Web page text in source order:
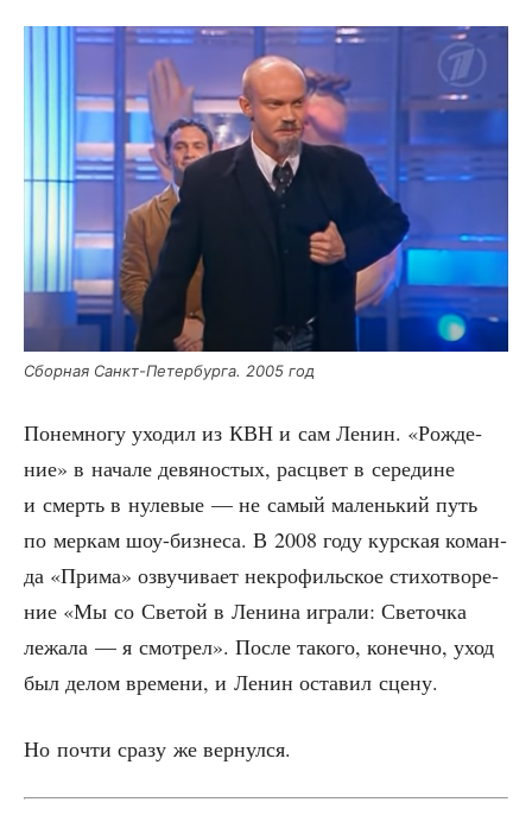
Сбор­ная Санкт-Петер­бур­га. 2005 год
Поне­мно­гу ухо­дил из КВН и сам Ленин. «Рож­де­
ние» в нача­ле девя­но­стых, рас­цвет в сере­дине
и смерть в нуле­вые — не самый малень­кий путь
по мер­кам шоу-биз­не­са. В 2008 году кур­ская коман­
да «При­ма» озву­чи­ва­ет некро­филь­ское сти­хо­тво­ре­
ние «Мы со Све­той в Лени­на игра­ли: Све­точ­ка
лежа­ла — я смот­рел». После тако­го, конеч­но, уход
был делом вре­ме­ни, и Ленин оста­вил сцену.
Но почти сра­зу же вернулся.